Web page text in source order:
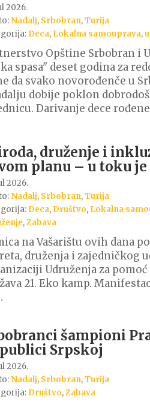
2026.
Nadalj, Srbobran,Turija
Deca, Lokalna samouprava,
Opštine Srbobran i
spasa" deset godina za
da svako novorođenče u
dobije poklon
Darivanje dece
druženje i
planu – u toku
2026.
Nadalj, Srbobran,Turija
Deca, Društvo, Lokalna
,Zabava
na Vašarištu ovih dana
druženja i zajedničkog
Udruženja za pomoć
21. Eko kamp.
šampioni
Srpskoj
2026.
Nadalj, Srbobran,Turija
Društvo,Zabava